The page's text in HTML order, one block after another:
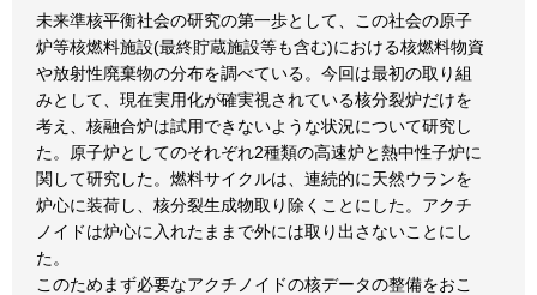
未来準核平衡社会の研究の第一歩として、この社会の原子
炉等核燃料施設(最終貯蔵施設等も含む)における核燃料物資
や放射性廃棄物の分布を調べている。今回は最初の取り組
みとして、現在実用化が確実視されている核分裂炉だけを
考え、核融合炉は試用できないような状況について研究し
た。原子炉としてのそれぞれ2種類の高速炉と熱中性子炉に
関して研究した。燃料サイクルは、連続的に天然ウランを
炉心に装荷し、核分裂生成物取り除くことにした。アクチ
ノイドは炉心に入れたままで外には取り出さないことにし
た。
このためまず必要なアクチノイドの核データの整備をおこ